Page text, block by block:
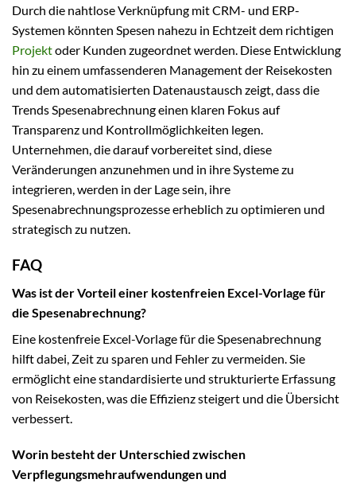
Durch die nahtlose Verknüpfung mit CRM- und ERP-
Systemen könnten Spesen nahezu in Echtzeit dem richtigen
Projektoder Kunden zugeordnet werden. Diese Entwicklung
hin zu einem umfassenderen Management der Reisekosten
und dem automatisierten Datenaustausch zeigt, dass die
Trends Spesenabrechnung einen klaren Fokus auf
Transparenz und Kontrollmöglichkeiten legen.
Unternehmen, die darauf vorbereitet sind, diese
Veränderungen anzunehmen und in ihre Systeme zu
integrieren, werden in der Lage sein, ihre
Spesenabrechnungsprozesse erheblich zu optimieren und
strategisch zu nutzen.
FAQ
Was ist der Vorteil einer kostenfreien Excel-Vorlage für
die Spesenabrechnung?
Eine kostenfreie Excel-Vorlage für die Spesenabrechnung
hilft dabei, Zeit zu sparen und Fehler zu vermeiden. Sie
ermöglicht eine standardisierte und strukturierte Erfassung
von Reisekosten, was die Effizienz steigert und die Übersicht
verbessert.
Worin besteht der Unterschied zwischen
Verpflegungsmehraufwendungen und